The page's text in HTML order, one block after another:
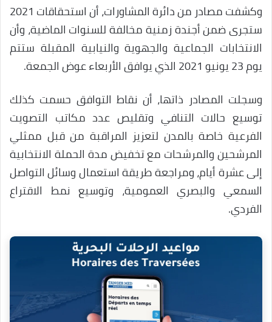
وكشفت مصادر من دائرة المشاورات، أن استحقاقات 2021
ستجری ضمن أجندة زمنية مخالفة للسنوات الماضية، وأن
الانتخابات الجماعية والجهوية والنيابية المقبلة ستتم
يوم 23 يونيو 2021 الذي يوافق الأربعاء عوض الجمعة.
وسجلت المصادر ذاتها، أن نقاط التوافق حسمت كذلك
توسيع حالات التنافي وتقليص عدد مكاتب التصويت
الفرعية خاصة بالمدن لتعزيز المراقبة من قبل ممثلي
المرشحين والمرشحات مع تخفيض مدة الحملة الانتخابية
إلى عشرة أيام، ومراجعة طريقة استعمال وسائل التواصل
السمعي والبصري العمومية، وتوسيع نمط الاقتراع
الفردي.